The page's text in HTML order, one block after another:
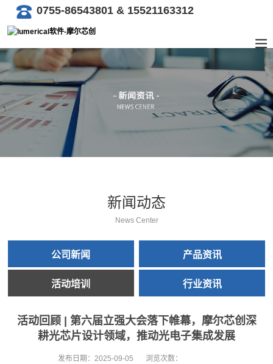
0755-86543801 & 15521163312
新闻动态
News Center
公司新闻 产品资讯
活动培训 行业资讯
活动回顾 | 第六届立强大会落下帷幕，摩尔芯创深
耕光芯片设计领域，推动光电子集成发展
发布日期： 2025-09-05 浏览次数：